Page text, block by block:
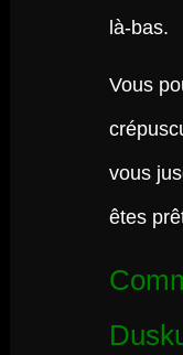
là-bas.
Vous
vous
êtes